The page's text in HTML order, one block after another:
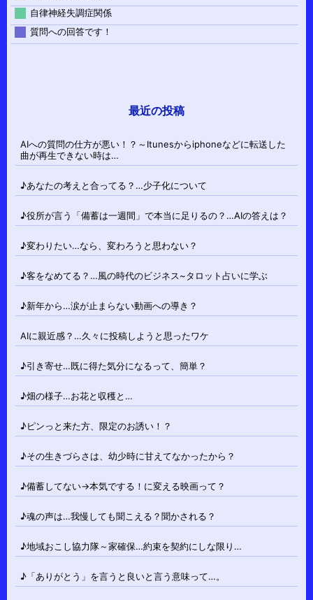
自律神経失調症関係
質問への回答です！
最近の投稿
AIへの質問の仕方が悪い！？～Itunesからiphoneなどに転送した
曲が再生できない時は…
♪あなたの考えと合ってる？…少子化について
♪役所が言う「備蓄は一週間」で本当に足りるの？…AIの答えは？
♪変わりたい…なら、変わろうと思わない？
♪客をなめてる？…風の時代のビジネス~タロット占いに学ぶ
♪新年から…涙が止まらない動画への導き？
AIに親近感？…久々に投稿しようと思ったワケ
♪引き寄せ…既に得た気分になるって、簡単？
♪畑の様子…お花と収穫と…
♪ピンっと来た方、限定のお誘い！？
♪その生きづらさは、幼少時に甘えてなかったから？
♪備蓄してない→本気でする！に変える映画って？
♪魂の声は…我慢しても聞こえる？聞かされる？
♪地域おこし協力隊～家確保…約束を契約にしな限り…
♪「ありがとう」を言うと良いと言う意味って…。